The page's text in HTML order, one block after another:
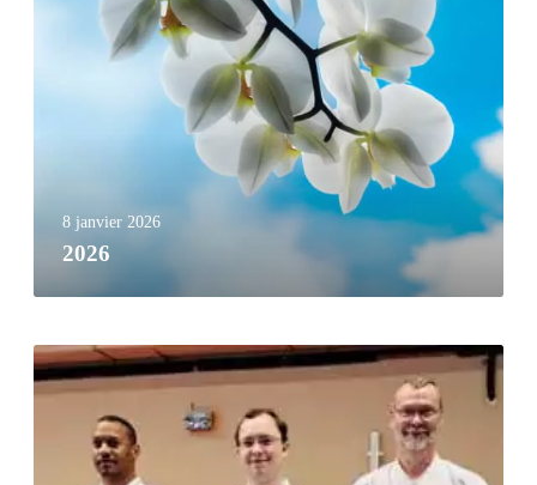
8 janvier 2026
2026